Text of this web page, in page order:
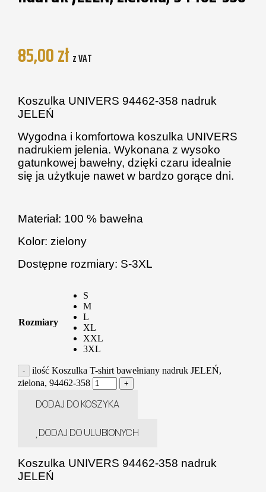
85,00zł z VAT
Koszulka UNIVERS 94462-358 nadruk
JELEŃ
Wygodna i komfortowa koszulka UNIVERS
nadrukiem jelenia. Wykonana z wysoko
gatunkowej bawełny, dzięki czaru idealnie
się ja użytkuje nawet w bardzo gorące dni.
Materiał: 100 % bawełna
Kolor: zielony
Dostępne rozmiary: S-3XL
Rozmiary
S
M
L
XL
XXL
3XL
ilość Koszulka T-shirt bawełniany nadruk JELEŃ,
zielona, 94462-358
DODAJ DO KOSZYKA
DODAJ DO ULUBIONYCH
Koszulka UNIVERS 94462-358 nadruk
JELEŃ